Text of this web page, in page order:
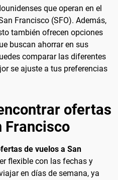
que operan en el
Francisco (SFO). Además,
también ofrecen opciones
buscan ahorrar en sus
comparar las diferentes
se ajuste a tus preferencias
ofertas
Francisco
de vuelos a San
flexible con las fechas y
en días de semana, ya